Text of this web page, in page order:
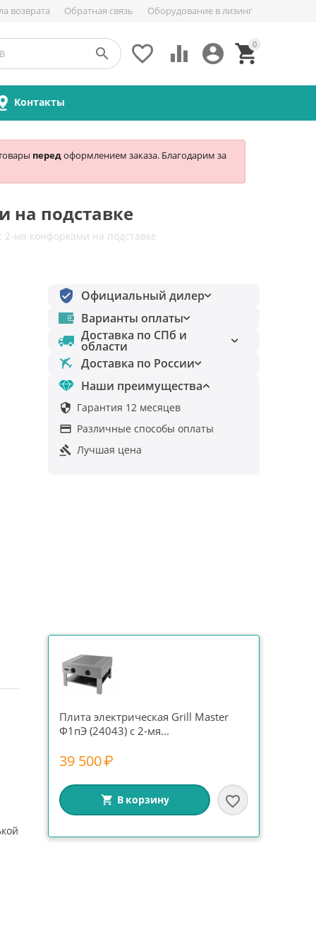
возврата Обратная связь Оборудование в лизинг
0


 

Контакты
передоформлением заказа. Благодарим за
на подставке
мя конфорками на подставке
Официальный дилер
Варианты оплаты
Доставка по СПб и
области
Доставка по России
Наши преимущества
 Гарантия 12 месяцев
 Различные способы оплаты
 Лучшая цена
Плита электрическая Grill Master
Ф1пЭ (24043) с 2-мя...
39 500₽
В корзину